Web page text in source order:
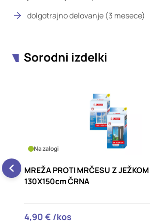
dolgotrajno delovanje (3 mesece)
Sorodni izdelki
Na zalogi
MREŽA PROTI MRČESU Z JEŽKOM ZA
130X150cm ČRNA
4,90 € /kos